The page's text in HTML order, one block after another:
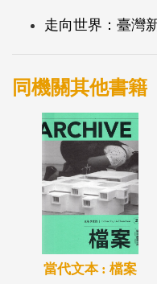
走向世界：臺灣
同機關其他書籍
當代文本 : 檔案